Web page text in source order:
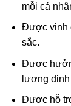
mỗi cá
Được vinh
sắc.
Được
lương
Được hỗ